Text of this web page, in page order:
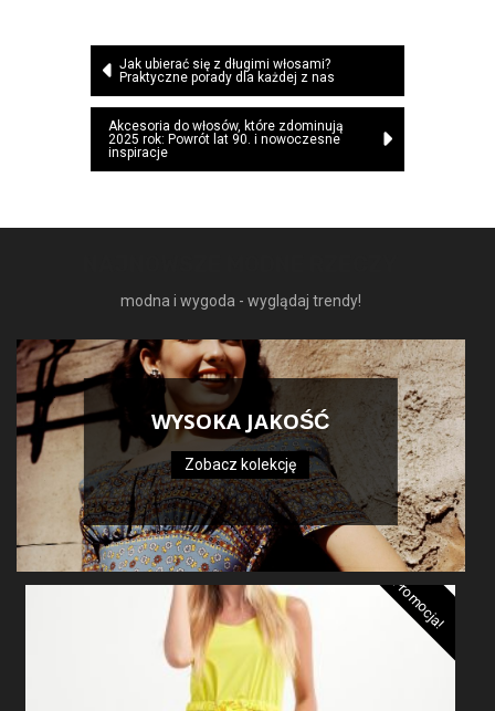
Nawigacja
wpisu
Jak ubierać się z długimi włosami?
Praktyczne porady dla każdej z nas
Akcesoria do włosów, które zdominują
2025 rok: Powrót lat 90. i nowoczesne
inspiracje
modna i wygoda - wyglądaj trendy!
WYSOKA JAKOŚĆ
Zobacz kolekcję
Promocja!